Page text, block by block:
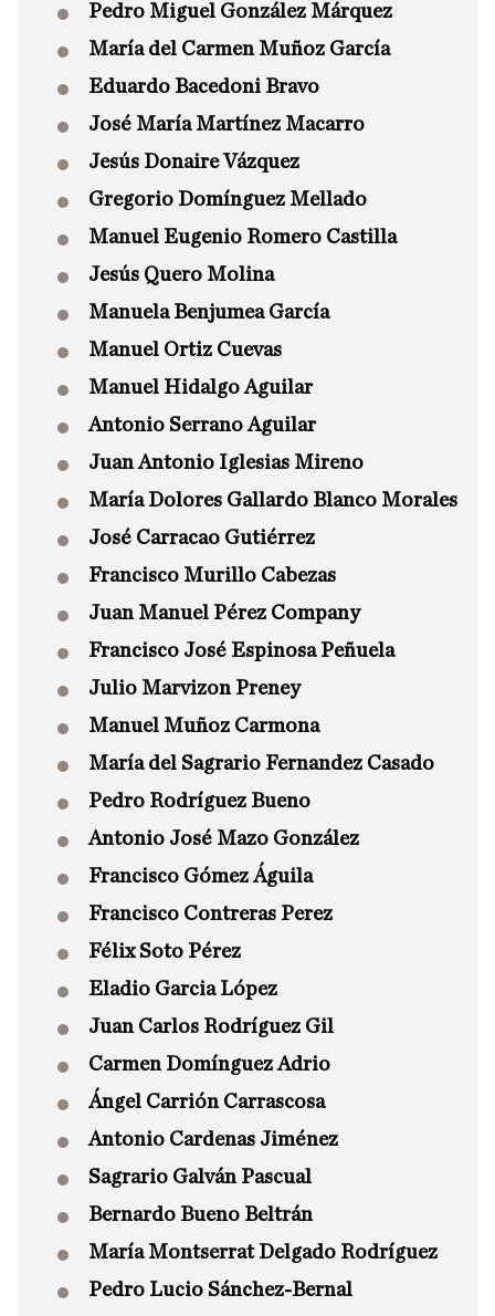
Pedro Miguel González Márquez
María del Carmen Muñoz García
Eduardo Bacedoni Bravo
José María Martínez Macarro
Jesús Donaire Vázquez
Gregorio Domínguez Mellado
Manuel Eugenio Romero Castilla
Jesús Quero Molina
Manuela Benjumea García
Manuel Ortiz Cuevas
Manuel Hidalgo Aguilar
Antonio Serrano Aguilar
Juan Antonio Iglesias Mireno
María Dolores Gallardo Blanco Morales
José Carracao Gutiérrez
Francisco Murillo Cabezas
Juan Manuel Pérez Company
Francisco José Espinosa Peñuela
Julio Marvizon Preney
Manuel Muñoz Carmona
María del Sagrario Fernandez Casado
Pedro Rodríguez Bueno
Antonio José Mazo González
Francisco Gómez Águila
Francisco Contreras Perez
Félix Soto Pérez
Eladio Garcia López
Juan Carlos Rodríguez Gil
Carmen Domínguez Adrio
Ángel Carrión Carrascosa
Antonio Cardenas Jiménez
Sagrario Galván Pascual
Bernardo Bueno Beltrán
María Montserrat Delgado Rodríguez
Pedro Lucio Sánchez-Bernal